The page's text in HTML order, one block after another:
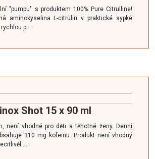
"pumpu" s produktem 100% Pure Citrulline!
aminokyselina L-citrulin v praktické sypké
p …
Shot 15 x 90 ml
není vhodné pro děti a těhotné ženy. Denní
310 mg kofeinu. Produkt není vhodný
…